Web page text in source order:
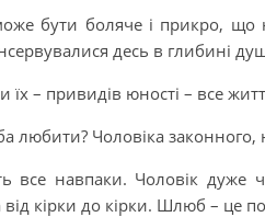
бути боляче і прикро, що
десь в глибині
їх – привидів юності – все
любити? Чоловіка законного,
все навпаки. Чоловік дуже
від кірки до кірки. Шлюб – це